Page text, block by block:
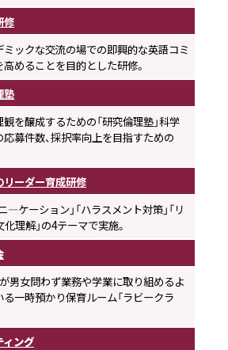
修
ックな交流の場での即興的な英語コミ
めることを目的とした研修。
塾
を醸成するための「研究倫理塾」科学
募件数、採択率向上を目指すための
ーダー育成研修
―ケーション」「ハラスメント対策」「リ
化理解」の4テーマで実施。
男女問わず業務や学業に取り組めるよ
一時預かり保育ルーム「ラビークラ
ィング